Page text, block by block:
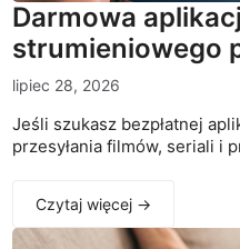
Darmowa
strumieniowego
lipiec 28, 2026
Jeśli szukasz bezpłatnej
przesyłania filmów, seriali i
Czytaj więcej →